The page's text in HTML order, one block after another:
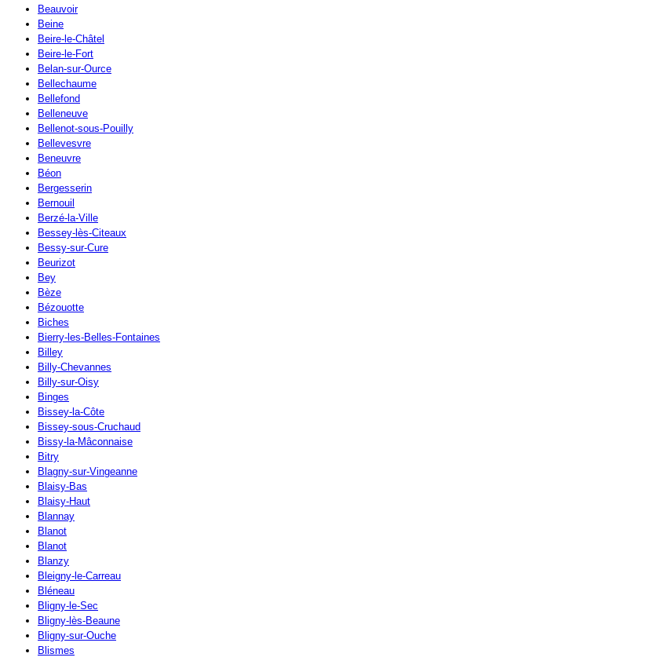
Beauvoir
Beine
Beire-le-Châtel
Beire-le-Fort
Belan-sur-Ource
Bellechaume
Bellefond
Belleneuve
Bellenot-sous-Pouilly
Bellevesvre
Beneuvre
Béon
Bergesserin
Bernouil
Berzé-la-Ville
Bessey-lès-Citeaux
Bessy-sur-Cure
Beurizot
Bey
Bèze
Bézouotte
Biches
Bierry-les-Belles-Fontaines
Billey
Billy-Chevannes
Billy-sur-Oisy
Binges
Bissey-la-Côte
Bissey-sous-Cruchaud
Bissy-la-Mâconnaise
Bitry
Blagny-sur-Vingeanne
Blaisy-Bas
Blaisy-Haut
Blannay
Blanot
Blanot
Blanzy
Bleigny-le-Carreau
Bléneau
Bligny-le-Sec
Bligny-lès-Beaune
Bligny-sur-Ouche
Blismes